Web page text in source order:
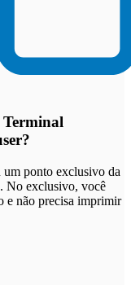
?
um ponto exclusivo da
No exclusivo, você
e não precisa imprimir